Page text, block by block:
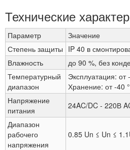
Технические
Параметр
Значение
Степень защиты IP 40 в
Влажность
до 90 %, без
Температурный
диапазон
Эксплуатация: от
Хранение: от -40
Напряжение
питания
24AC/DC - 220В
Диапазон
рабочего
напряжения
0.85 Un ≤ Un ≤